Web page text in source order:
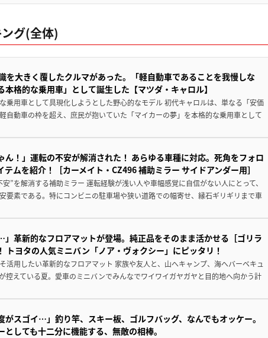
グ(全体)
を大きく覆したクルマがあった。「軽自動車であることを我慢しな
本格的な乗用車」として誕生した【マツダ・キャロル】
乗用車として具現化しようとした野心的なモデル 初代キャロルは、単なる「安価
自動車の枠を超え、庶民が抱いていた「マイカーの夢」を本格的な乗用車として
ん！」運転の不安が解消された！ あらゆる車種に対応。死角をフォロ
ムを紹介！［カーメイト・CZ496 補助ミラー サイドアンダー用］
”を解消する補助ミラー 運転経験が浅い人や車幅感覚に自信がない人にとって、
要素である。特にコンビニの駐車場や狭い道路での幅寄せ、縁石ギリギリまで車
」革新的なフロアマットが登場。純正品をそのまま活かせる［ゴリラ
トヨタの人気ミニバン「ノア・ヴォクシー」にピッタリ！
活用したい革新的なフロアマット 家族や友人と、山へキャンプ、海へバーベキュ
控えている夏。愛車のミニバンでみんなでワイワイガヤガヤと目的地へ向かう計
がスゴイ…」釣り竿、スキー板、ゴルフバッグ、なんでもオッケー。
しても十二分に機能する、無敵の相棒。